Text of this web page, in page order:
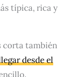
típica, rica y
corta también
desde el